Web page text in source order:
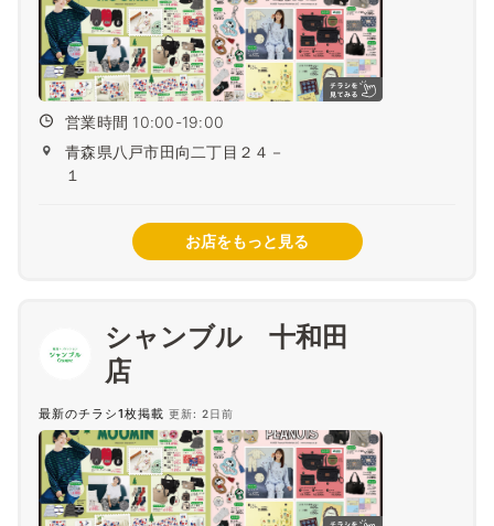
営業時間 10:00-19:00
青森県八戸市田向二丁目２４－
１
お店をもっと見る
シャンブル 十和田
最新のチラシ1枚掲載 更新: 2日前